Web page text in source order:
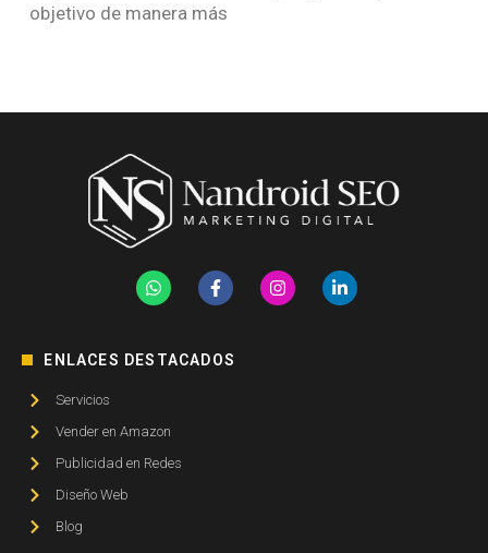
objetivo de manera más
ENLACES DESTACADOS
Servicios
Vender en Amazon
Publicidad en Redes
Diseño Web
Blog